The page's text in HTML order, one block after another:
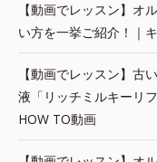
【動画でレッスン】オ
い方を一挙ご紹介！｜
【動画でレッスン】古
液「リッチミルキーリ
HOW TO動画